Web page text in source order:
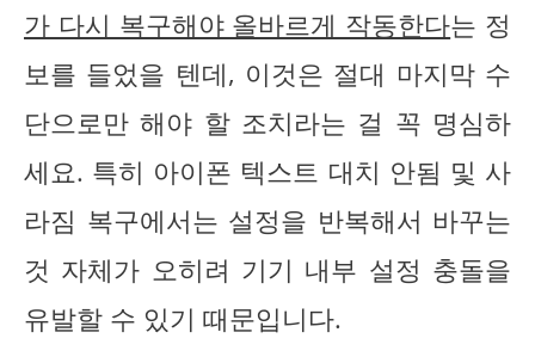
가 다시 복구해야 올바르게 작동한다는 정
보를 들었을 텐데, 이것은 절대 마지막 수
단으로만 해야 할 조치라는 걸 꼭 명심하
세요. 특히 아이폰 텍스트 대치 안됨 및 사
라짐 복구에서는 설정을 반복해서 바꾸는
것 자체가 오히려 기기 내부 설정 충돌을
유발할 수 있기 때문입니다.